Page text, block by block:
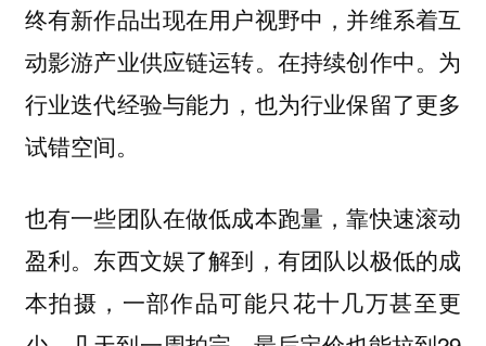
终有新作品出现在用户视野中，并维系着互
动影游产业供应链运转。在持续创作中。为
行业迭代经验与能力，也为行业保留了更多
试错空间。
也有一些团队在做低成本跑量，靠快速滚动
盈利。东西文娱了解到，有团队以极低的成
本拍摄，一部作品可能只花十几万甚至更